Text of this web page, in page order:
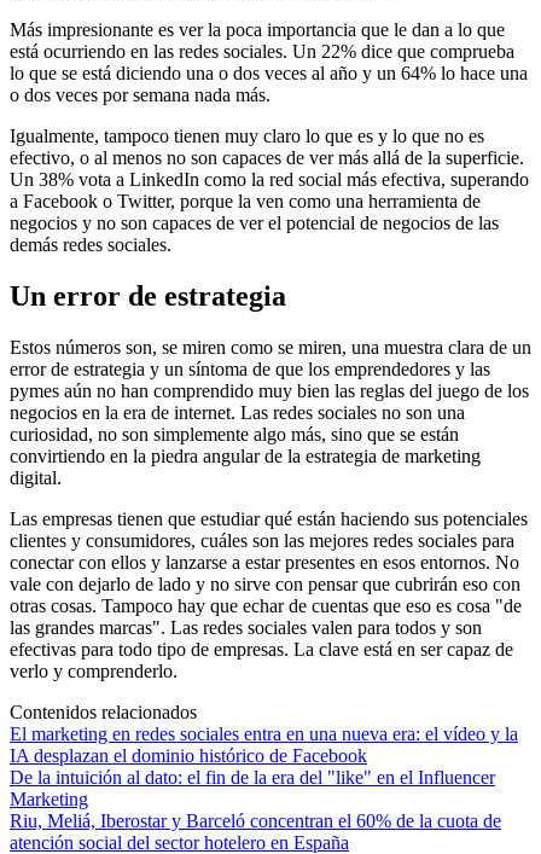
Más impresionante es ver la poca importancia que le dan a lo que
está ocurriendo en las redes sociales. Un 22% dice que comprueba
lo que se está diciendo una o dos veces al año y un 64% lo hace una
o dos veces por semana nada más.
Igualmente, tampoco tienen muy claro lo que es y lo que no es
efectivo, o al menos no son capaces de ver más allá de la superficie.
Un 38% vota a LinkedIn como la red social más efectiva, superando
a Facebook o Twitter, porque la ven como una herramienta de
negocios y no son capaces de ver el potencial de negocios de las
demás redes sociales.
Un error de estrategia
Estos números son, se miren como se miren, una muestra clara de un
error de estrategia y un síntoma de que los emprendedores y las
pymes aún no han comprendido muy bien las reglas del juego de los
negocios en la era de internet. Las redes sociales no son una
curiosidad, no son simplemente algo más, sino que se están
convirtiendo en la piedra angular de la estrategia de marketing
digital.
Las empresas tienen que estudiar qué están haciendo sus potenciales
clientes y consumidores, cuáles son las mejores redes sociales para
conectar con ellos y lanzarse a estar presentes en esos entornos. No
vale con dejarlo de lado y no sirve con pensar que cubrirán eso con
otras cosas. Tampoco hay que echar de cuentas que eso es cosa "de
las grandes marcas". Las redes sociales valen para todos y son
efectivas para todo tipo de empresas. La clave está en ser capaz de
verlo y comprenderlo.
Contenidos relacionados
El marketing en redes sociales entra en una nueva era: el vídeo y la
IA desplazan el dominio histórico de Facebook
De la intuición al dato: el fin de la era del "like" en el Influencer
Marketing
Riu, Meliá, Iberostar y Barceló concentran el 60% de la cuota de
atención social del sector hotelero en España